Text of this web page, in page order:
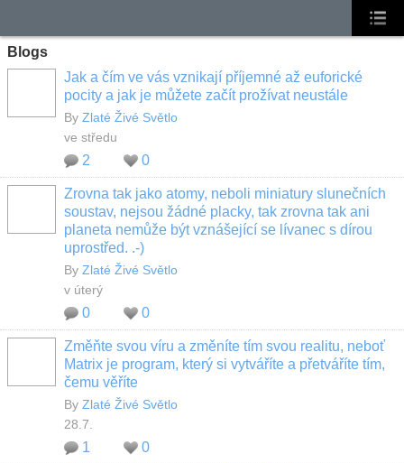
Blogs
Jak a čím ve vás vznikají příjemné až euforické
pocity a jak je můžete začít prožívat neustále
By Zlaté Živé Světlo
ve středu
2 0
Zrovna tak jako atomy, neboli miniatury slunečních
soustav, nejsou žádné placky, tak zrovna tak ani
planeta nemůže být vznášející se lívanec s dírou
uprostřed. .-)
By Zlaté Živé Světlo
v úterý
0 0
Změňte svou víru a změníte tím svou realitu, neboť
Matrix je program, který si vytváříte a přetváříte tím,
čemu věříte
By Zlaté Živé Světlo
28.7.
1 0